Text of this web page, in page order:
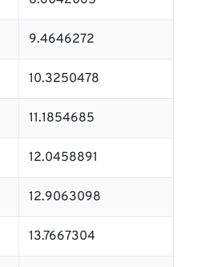
9.4646272
10.3250478
11.1854685
12.0458891
12.9063098
13.7667304